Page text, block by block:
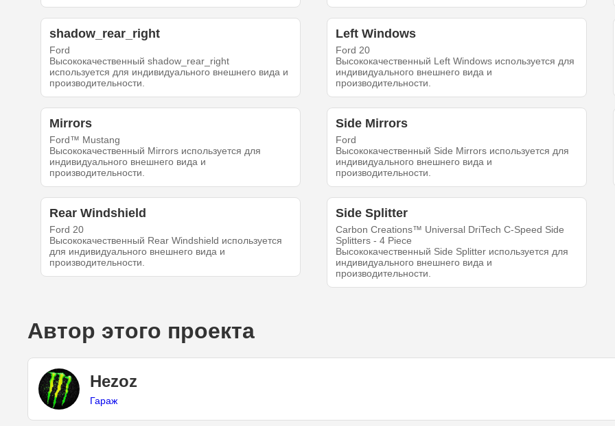
shadow_rear_right
Ford
Высококачественный shadow_rear_right
используется для индивидуального внешнего вида и
производительности.
Left Windows
Ford 20
Высококачественный Left Windows используется для
индивидуального внешнего вида и
производительности.
Mirrors
Ford™ Mustang
Высококачественный Mirrors используется для
индивидуального внешнего вида и
производительности.
Side Mirrors
Ford
Высококачественный Side Mirrors используется для
индивидуального внешнего вида и
производительности.
Rear Windshield
Ford 20
Высококачественный Rear Windshield используется
для индивидуального внешнего вида и
производительности.
Side Splitter
Carbon Creations™ Universal DriTech C-Speed Side
Splitters - 4 Piece
Высококачественный Side Splitter используется для
индивидуального внешнего вида и
производительности.
Автор этого проекта
Hezoz
Гараж